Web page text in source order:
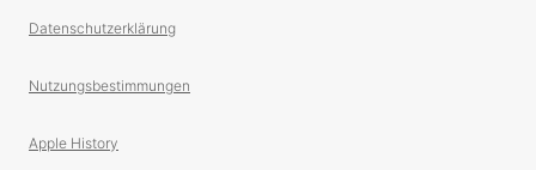
Datenschutzerklärung
Nutzungsbestimmungen
Apple History